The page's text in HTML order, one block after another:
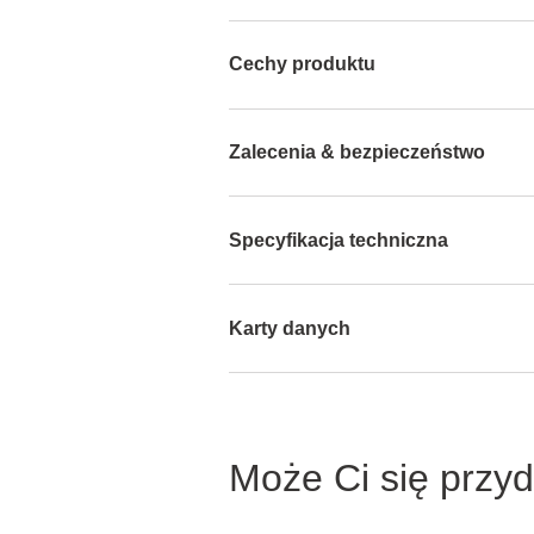
Cechy produktu
Zalecenia & bezpieczeństwo
Specyfikacja techniczna
Karty danych
Może Ci się